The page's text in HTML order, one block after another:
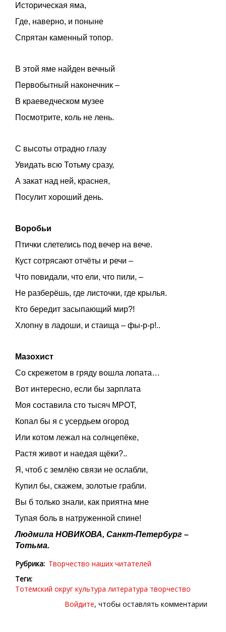
Историческая яма,
Где, наверно, и поныне
Спрятан каменный топор.
В этой яме найден вечный
Первобытный наконечник –
В краеведческом музее
Посмотрите, коль не лень.
С высоты отрадно глазу
Увидать всю Тотьму сразу,
А закат над ней, краснея,
Посулит хороший день.
Воробьи
Птички слетелись под вечер на вече.
Куст сотрясают отчёты и речи –
Что повидали, что ели, что пили, –
Не разберёшь, где листочки, где крылья.
Кто бередит засыпающий мир?!
Хлопну в ладоши, и стаища – фы-р-р!..
Мазохист
Со скрежетом в гряду вошла лопата…
Вот интересно, если бы зарплата
Моя составила сто тысяч МРОТ,
Копал бы я с усердьем огород
Или котом лежал на солнцепёке,
Растя живот и наедая щёки?..
Я, чтоб с землёю связи не ослабли,
Купил бы, скажем, золотые грабли.
Вы б только знали, как приятна мне
Тупая боль в натруженной спине!
Людмила НОВИКОВА, Санкт-Петербург –
Тотьма.
Рубрика Творчество наших читателей
Теги
Тотемский округ культура литература творчество
Войдите, чтобы оставлять комментарии